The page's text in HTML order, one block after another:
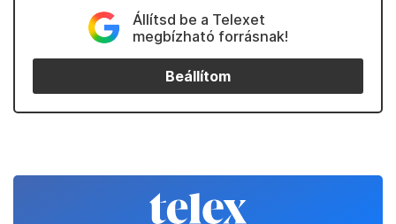
Állítsd be a Telexet
megbízható forrásnak!
Beállítom